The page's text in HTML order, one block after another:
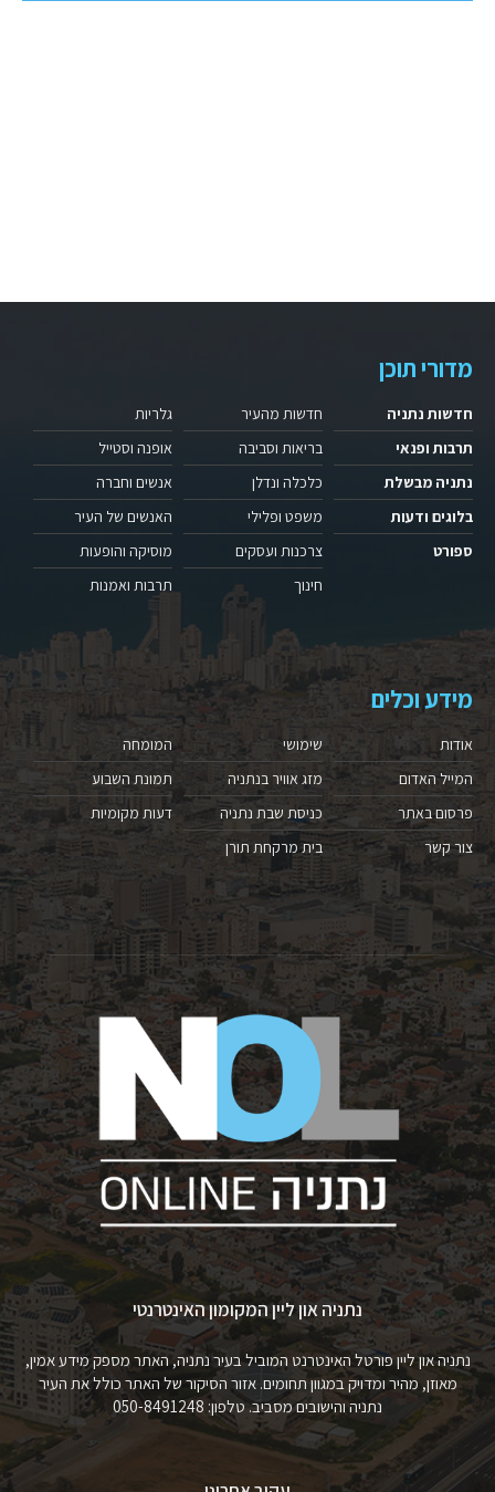
מדורי תוכן
חדשות נתניה
תרבות ופנאי
נתניה מבשלת
בלוגים ודעות
ספורט
חדשות מהעיר
בריאות וסביבה
כלכלה ונדלן
משפט ופלילי
צרכנות ועסקים
חינוך
גלריות
אופנה וסטייל
אנשים וחברה
האנשים של העיר
מוסיקה והופעות
תרבות ואמנות
מידע וכלים
אודות
המייל האדום
פרסום באתר
צור קשר
שימושי
מזג אוויר בנתניה
כניסת שבת נתניה
בית מרקחת תורן
המומחה
תמונת השבוע
דעות מקומיות
נתניה און ליין המקומון האינטרנטי
נתניה און ליין פורטל האינטרנט המוביל בעיר נתניה, האתר מספק מידע אמין,
מאוזן, מהיר ומדויק במגוון תחומים. אזור הסיקור של האתר כולל את העיר
נתניה והישובים מסביב. טלפון: 050-8491248